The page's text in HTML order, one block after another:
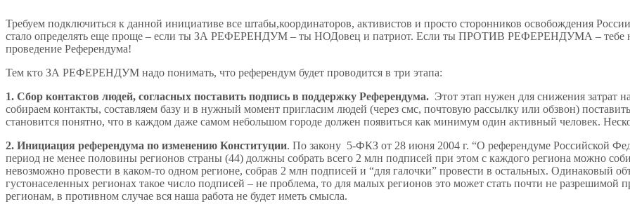
Требуем подключиться к данной инициативе все штабы,координаторов, активистов и просто сторонников освобождения
стало определять еще проще – если ты ЗА РЕФЕРЕНДУМ – ты НОДовец и патриот. Если ты ПРОТИВ РЕФЕРЕНДУМА – тебе
проведение Референдума!
Тем кто ЗА РЕФЕРЕНДУМ надо понимать, что референдум будет проводится в три этапа:
1. Сбор контактов людей, согласных поставить подпись в поддержку Референдума. Этот этап нужен для снижения затрат
собираем контакты, составляем базу и в нужный момент пригласим людей (через смс, почтовую рассылку или обзвон)
становится понятно, что в каждом даже самом небольшом городе должен появиться как минимум один активный человек.
2. Инициация референдума по изменению Конституции. По закону 5-ФКЗ от 28 июня 2004 г. “О референдуме Российской
период не менее половины регионов страны (44) должны собрать всего 2 млн подписей при этом с каждого региона можно
невозможно провести в каком-то одном регионе, собрав 2 млн подписей и “для галочки” провести в остальных. Одинаковый
густонаселенных регионах такое число подписей – не проблема, то для малых регионов это может стать почти не
регионам, в противном случае вся наша работа не будет иметь смысла.